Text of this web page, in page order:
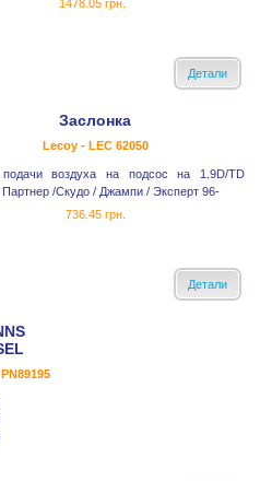
1478.05 грн.
Детали
Заслонка
Lecoy - LEC 62050
подачи воздуха на подсос на 1.9D/TD
Партнер /Скудо / Джампи / Эксперт 96-
736.45 грн.
Детали